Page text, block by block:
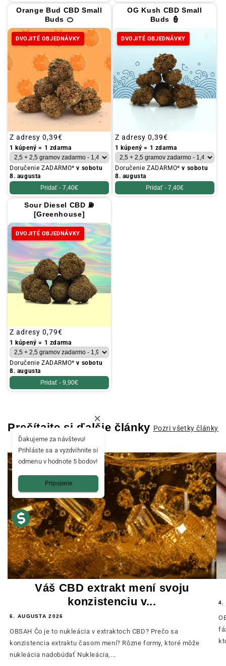
Orange Bud CBD Small
Buds 🍊
DVOJITÉ OBJEDNÁVKY
Obvyklá
cena
Z adresy 0,39€
1 kúpený = 1 zdarma
Doručenie ZADARMO*v sobotu
8. augusta
Pridať - 7,40€
OG Kush CBD Small
Buds 👮
DVOJITÉ OBJEDNÁVKY
Obvyklá
cena
Z adresy 0,39€
1 kúpený = 1 zdarma
Doručenie ZADARMO*v sobotu
8. augusta
Pridať - 7,40€
Sour Diesel CBD ⛽
[Greenhouse]
DVOJITÉ OBJEDNÁVKY
Obvyklá
cena
Z adresy 0,79€
1 kúpený = 1 zdarma
Doručenie ZADARMO*v sobotu
8. augusta
Pridať - 9,90€
Prečítajte si ďalšie články Pozri všetky články
Váš CBD extrakt mení svoju
konzistenciu v...
6. AUGUSTA 2026
OBSAH Čo je to nukleácia v extraktoch CBD? Prečo sa
konzistencia extraktu časom mení? Rôzne formy, ktoré môže
nukleácia nadobúdať Nukleácia,...
4.
Ďakujeme za návštevu!
Prihláste sa a vyzdvihnite si
odmenu v hodnote 5 bodov!
Pripojenie